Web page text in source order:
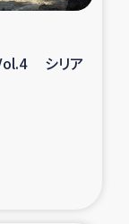
改善事業
Vol.4 シリア